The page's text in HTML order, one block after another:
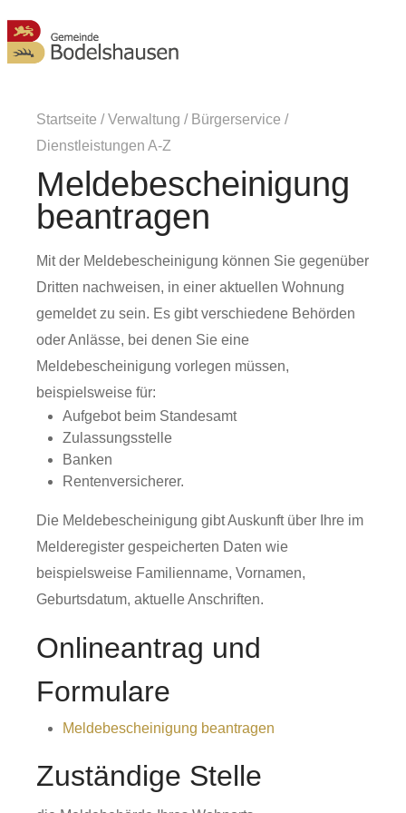
Startseite /Verwaltung / Bürgerservice /
Dienstleistungen A-Z
Meldebescheinigung
beantragen
Mit der Meldebescheinigung können Sie gegenüber
Dritten nachweisen, in einer aktuellen Wohnung
gemeldet zu sein. Es gibt verschiedene Behörden
oder Anlässe, bei denen Sie eine
Meldebescheinigung vorlegen müssen,
beispielsweise für:
Aufgebot beim Standesamt
Zulassungsstelle
Banken
Rentenversicherer.
Die Meldebescheinigung gibt Auskunft über Ihre im
Melderegister gespeicherten Daten wie
beispielsweise Familienname, Vornamen,
Geburtsdatum, aktuelle Anschriften.
Onlineantrag und
Formulare
Meldebescheinigung beantragen
Zuständige Stelle